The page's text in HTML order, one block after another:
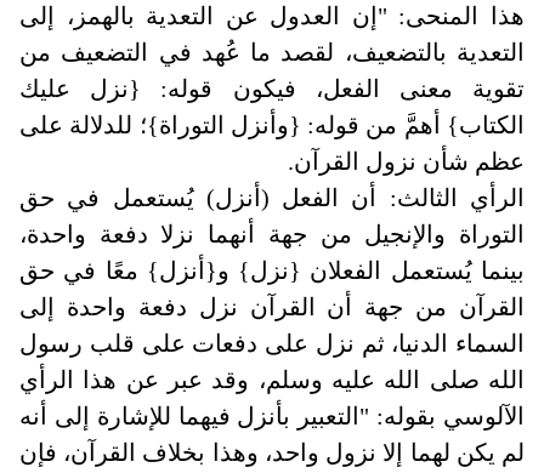
هذا المنحى: "إن العدول عن التعدية بالهمز، إلى
التعدية بالتضعيف، لقصد ما عُهد في التضعيف من
تقوية معنى الفعل، فيكون قوله: {نزل عليك
الكتاب} أهمَّ من قوله: {وأنزل التوراة}؛ للدلالة على
عظم شأن نزول القرآن.
الرأي الثالث: أن الفعل (أنزل) يُستعمل في حق
التوراة والإنجيل من جهة أنهما نزلا دفعة واحدة،
بينما يُستعمل الفعلان {نزل} و{أنزل} معًا في حق
القرآن من جهة أن القرآن نزل دفعة واحدة إلى
السماء الدنيا، ثم نزل على دفعات على قلب رسول
الله صلى الله عليه وسلم، وقد عبر عن هذا الرأي
الآلوسي بقوله: "التعبير بأنزل فيهما للإشارة إلى أنه
لم يكن لهما إلا نزول واحد، وهذا بخلاف القرآن، فإن